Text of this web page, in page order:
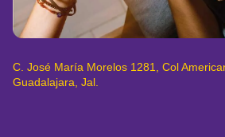
C. José María Morelos 1281, Col
Guadalajara, Jal.